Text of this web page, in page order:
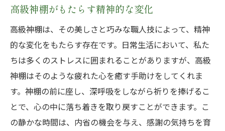
高級神棚がもたらす精神的な変化
高級神棚は、その美しさと巧みな職人技によって、精神
的な変化をもたらす存在です。日常生活において、私た
ちは多くのストレスに囲まれることがありますが、高級
神棚はそのような疲れた心を癒す手助けをしてくれま
す。神棚の前に座し、深呼吸をしながら祈りを捧げるこ
とで、心の中に落ち着きを取り戻すことができます。こ
の静かな時間は、内省の機会を与え、感謝の気持ちを育